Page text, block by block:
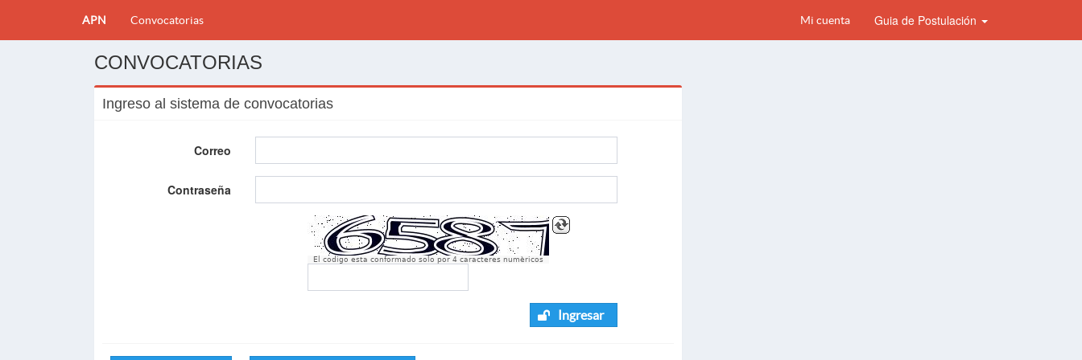
APN Convocatorias Mi cuenta Guia de Postulación
CONVOCATORIAS
Ingreso al sistema de convocatorias
Correo
Contraseña
El codigo esta conformado solo por 4 caracteres numèricos
Ingresar